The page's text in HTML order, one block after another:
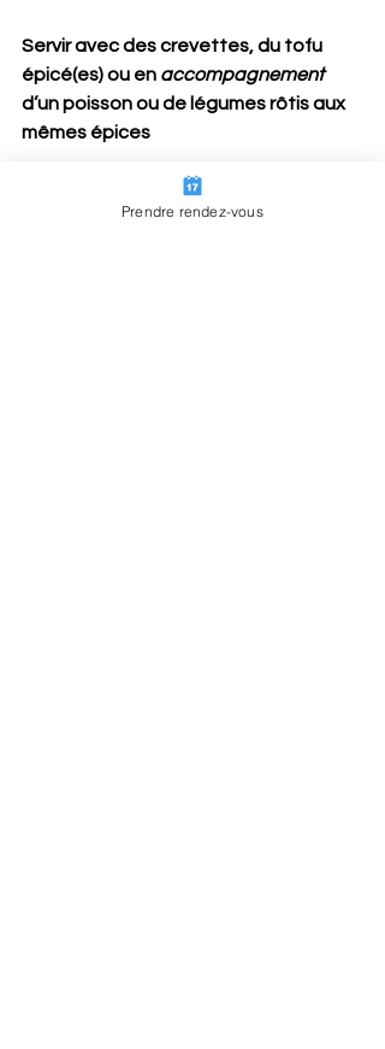
Servir avec des crevettes, du tofu
épicé(es) ou en accompagnement
d’un poisson ou de légumes rôtis aux
mêmes épices
Prendre rendez-vous